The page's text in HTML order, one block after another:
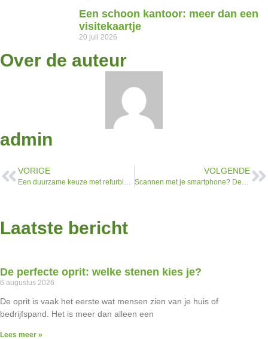
Een schoon kantoor: meer dan een
visitekaartje
20 juli 2026
Over de auteur
admin
VORIGE VOLGENDE
Laatste bericht
De perfecte oprit: welke stenen kies je?
6 augustus 2026
De oprit is vaak het eerste wat mensen zien van je huis of
bedrijfspand. Het is meer dan alleen een
Lees meer »